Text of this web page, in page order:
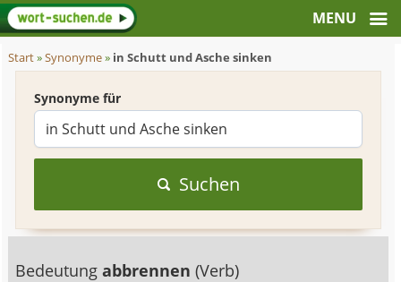
Start»Synonyme» in Schutt und Asche sinken
Synonyme für
Suchen
Bedeutungabbrennen(Verb)